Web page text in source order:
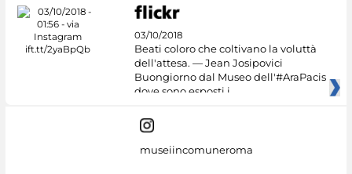
03/10/2018
Beati coloro che coltivano la voluttà
dell'attesa. — Jean Josipovici
Buongiorno dal Museo dell'#AraPacis
dove sono esposti i
museiincomuneroma